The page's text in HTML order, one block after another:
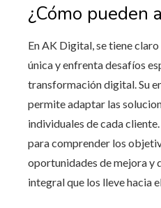
¿Cómo pueden
En AK Digital, se tiene claro
única y enfrenta desafíos
transformación digital. Su
permite adaptar las
individuales de cada
para comprender los
oportunidades de mejora y
integral que los lleve hacia